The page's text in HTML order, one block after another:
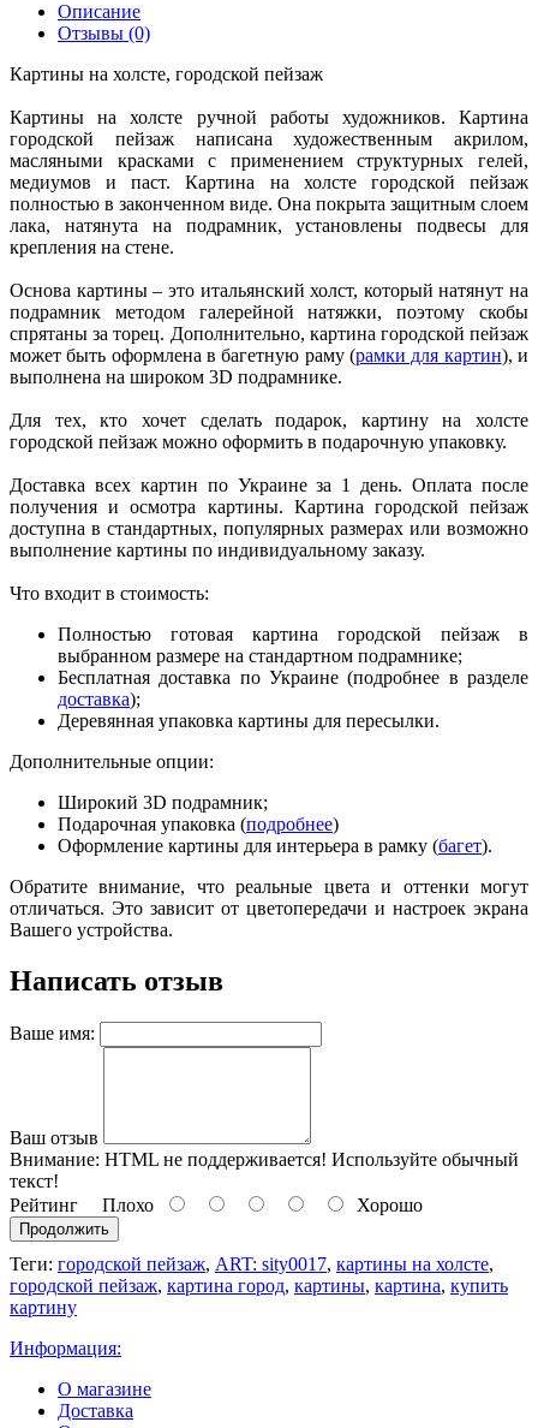
Описание
Отзывы (0)
Картины на холсте, городской пейзаж
Картины на холсте ручной работы художников. Картина
городской пейзаж написана художественным акрилом,
масляными красками с применением структурных гелей,
медиумов и паст. Картина на холсте городской пейзаж
полностью в законченном виде. Она покрыта защитным слоем
лака, натянута на подрамник, установлены подвесы для
крепления на стене.
Основа картины – это итальянский холст, который натянут на
подрамник методом галерейной натяжки, поэтому скобы
спрятаны за торец. Дополнительно, картина городской пейзаж
может быть оформлена в багетную раму (рамки для картин), и
выполнена на широком 3D подрамнике.
Для тех, кто хочет сделать подарок, картину на холсте
городской пейзаж можно оформить в подарочную упаковку.
Доставка всех картин по Украине за 1 день. Оплата после
получения и осмотра картины. Картина городской пейзаж
доступна в стандартных, популярных размерах или возможно
выполнение картины по индивидуальному заказу.
Что входит в стоимость:
Полностью готовая картина городской пейзаж в
выбранном размере на стандартном подрамнике;
Бесплатная доставка по Украине (подробнее в разделе
доставка);
Деревянная упаковка картины для пересылки.
Дополнительные опции:
Широкий 3D подрамник;
Подарочная упаковка (подробнее)
Оформление картины для интерьера в рамку (багет).
Обратите внимание, что реальные цвета и оттенки могут
отличаться. Это зависит от цветопередачи и настроек экрана
Вашего устройства.
Написать отзыв
Ваше имя:
Ваш отзыв
Внимание: HTML не поддерживается! Используйте обычный
текст!
Рейтинг Плохо Хорошо
Продолжить
Теги: городской пейзаж, ART: sity0017, картины на холсте,
городской пейзаж, картина город, картины, картина, купить
картину
Информация:
О магазине
Доставка